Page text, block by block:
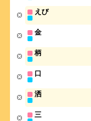
えび
金
柄
口
洒
三